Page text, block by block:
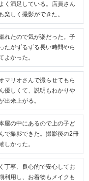
く満足している。店員さん
しく撮影ができた。
れたので気が楽だった。子
たがずるずる長い時間やら
よかった。
マリオさんで撮らせてもら
優しくて、説明もわかりや
出来上がる。
屋の中にあるので上の子ど
で撮影できた。撮影後の2冊
しかった。
丁寧、良心的で安心してお
利用し、お着物もメイクも